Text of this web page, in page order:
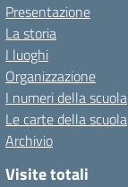
Presentazione
La storia
I luoghi
Organizzazione
I numeri della scuola
Le carte della scuola
Archivio
Visite totali